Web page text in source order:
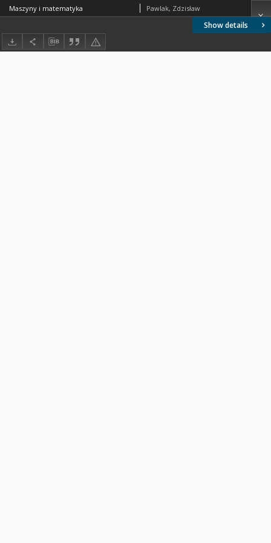
Show details
Maszyny i matematyka Pawlak, Zdzisław